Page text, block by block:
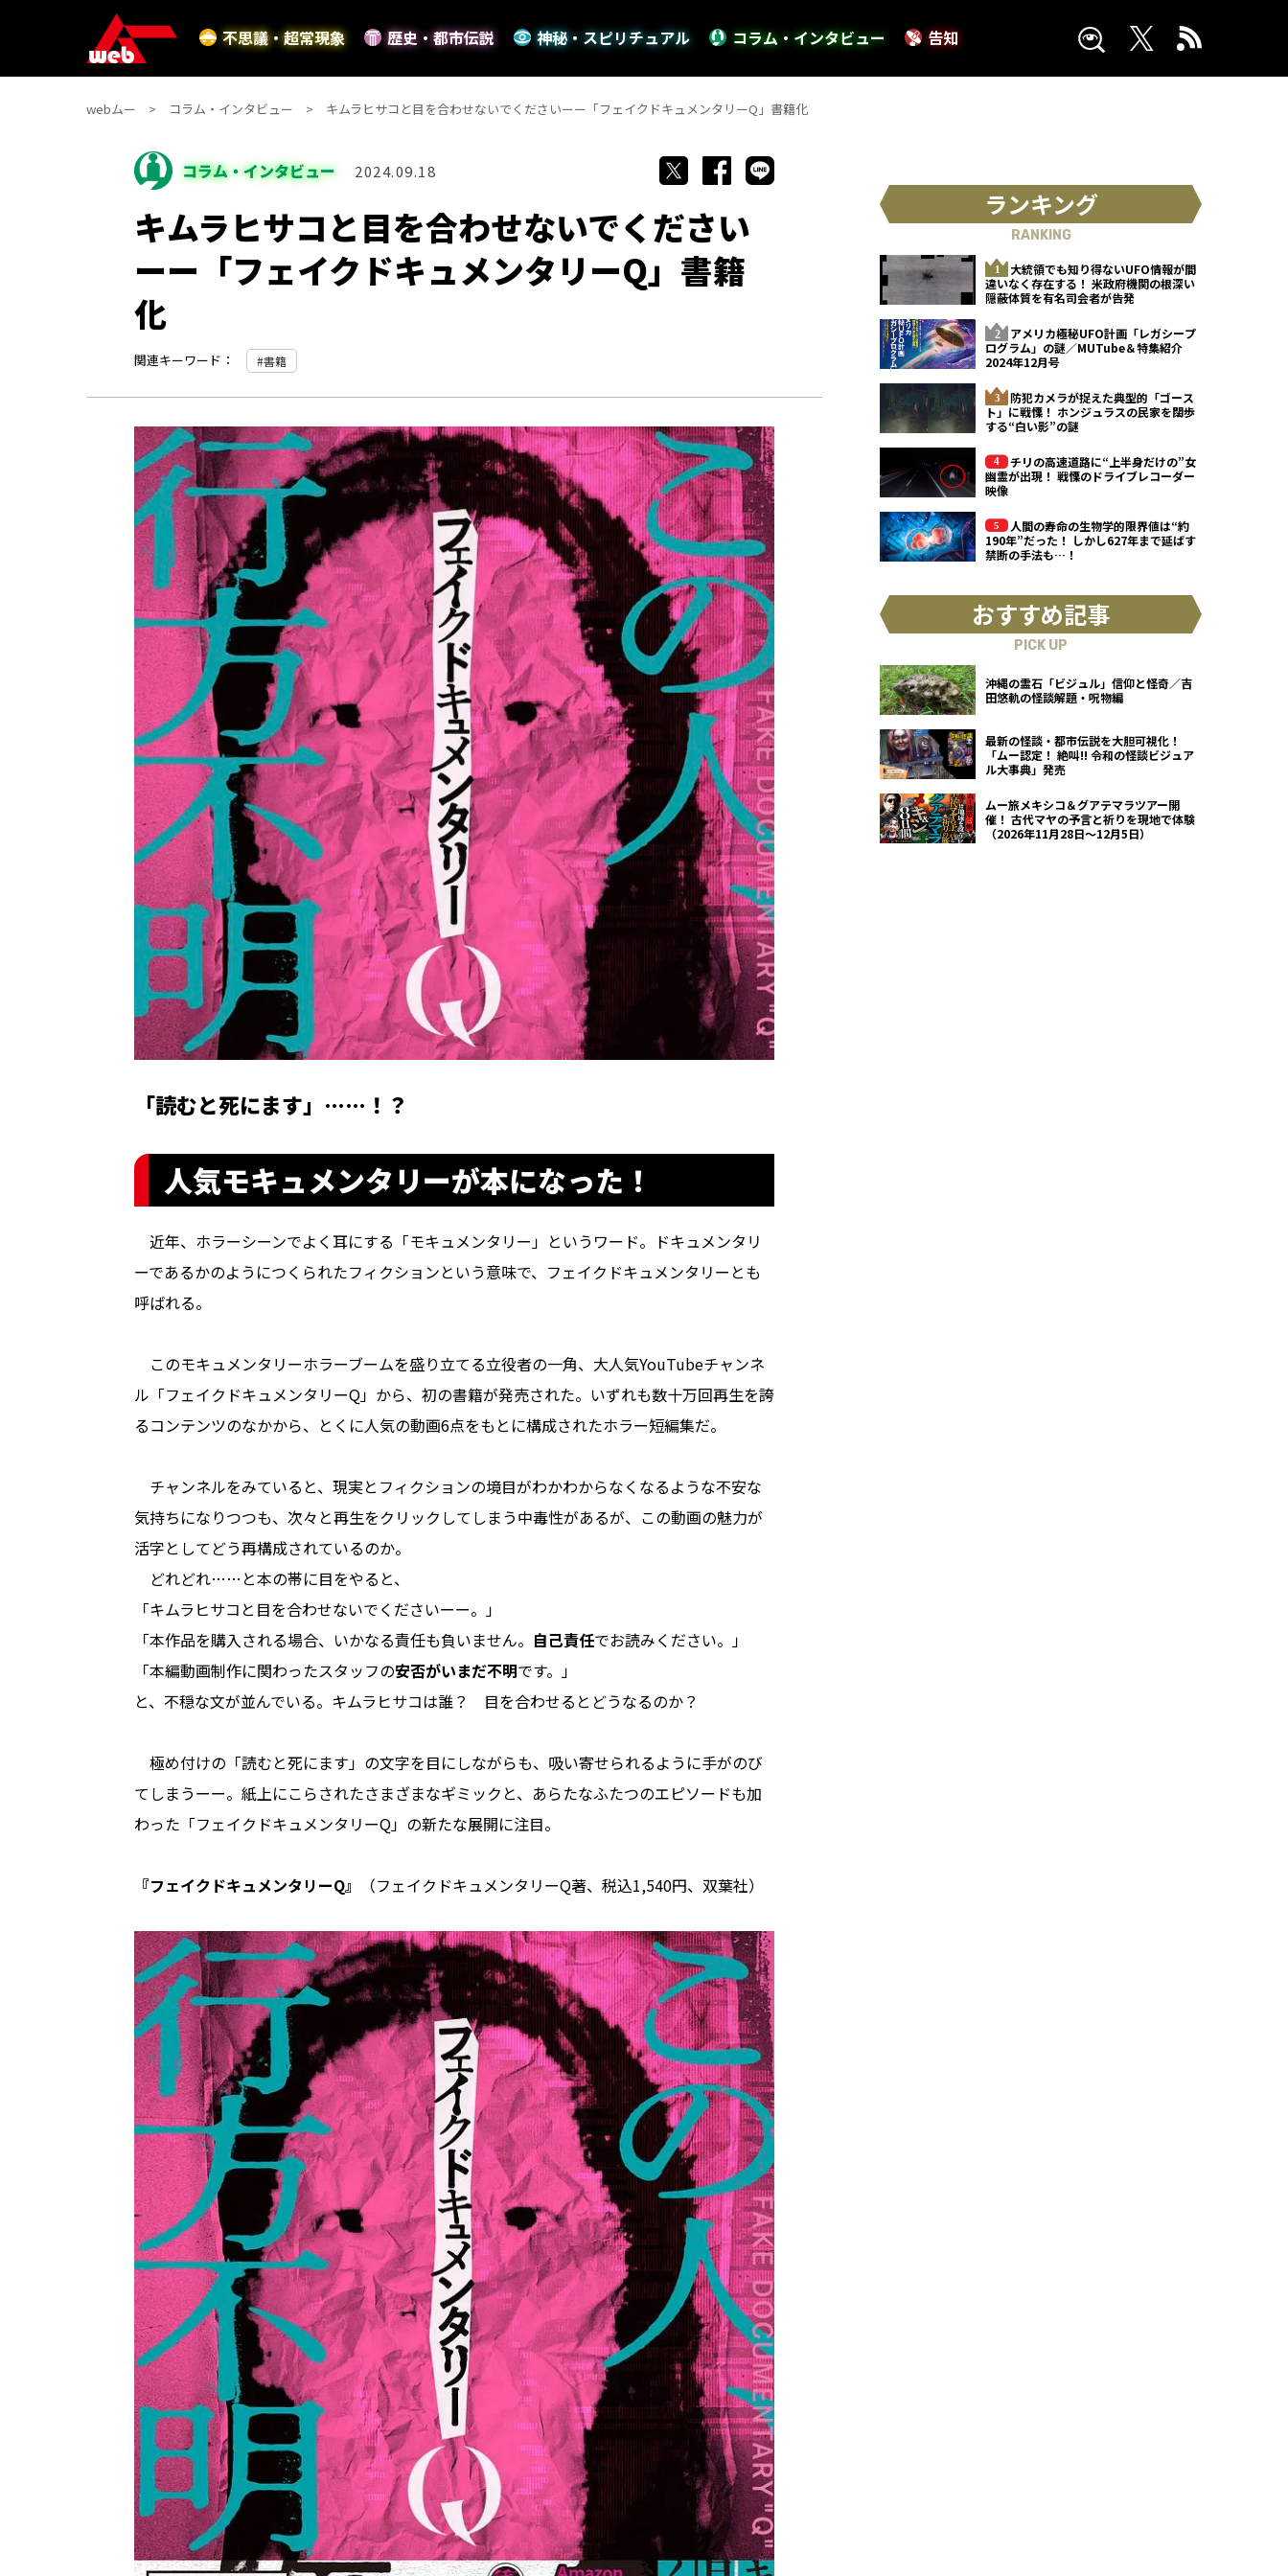
不思議・超常現象 歴史・都市伝説 神秘・スピリチュアル コラム・インタビュー 告知
webムー コラム・インタビュー キムラヒサコと目を合わせないでくださいーー「フェイクドキュメンタリーQ」書籍化
コラム・インタビュー 2024.09.18
キムラヒサコと目を合わせないでください
ーー「フェイクドキュメンタリーQ」書籍
化
関連キーワード： 書籍
「読むと死にます」……！？
人気モキュメンタリーが本になった！
近年、ホラーシーンでよく耳にする「モキュメンタリー」というワード。ドキュメンタリ
ーであるかのようにつくられたフィクションという意味で、フェイクドキュメンタリーとも
呼ばれる。
このモキュメンタリーホラーブームを盛り立てる立役者の一角、大人気YouTubeチャンネ
ル「フェイクドキュメンタリーQ」から、初の書籍が発売された。いずれも数十万回再生を誇
るコンテンツのなかから、とくに人気の動画6点をもとに構成されたホラー短編集だ。
チャンネルをみていると、現実とフィクションの境目がわかわからなくなるような不安な
気持ちになりつつも、次々と再生をクリックしてしまう中毒性があるが、この動画の魅力が
活字としてどう再構成されているのか。
どれどれ……と本の帯に目をやると、
「キムラヒサコと目を合わせないでくださいーー。」
「本作品を購入される場合、いかなる責任も負いません。 自己責任でお読みください。」
「本編動画制作に関わったスタッフの安否がいまだ不明です。」
と、不穏な文が並んでいる。キムラヒサコは誰？ 目を合わせるとどうなるのか？
極め付けの「読むと死にます」の文字を目にしながらも、吸い寄せられるように手がのび
てしまうーー。紙上にこらされたさまざまなギミックと、あらたなふたつのエピソードも加
わった「フェイクドキュメンタリーQ」の新たな展開に注目。
『フェイクドキュメンタリーQ』 （フェイクドキュメンタリーQ著、税込1,540円、双葉社）
ランキング
RANKING
大統領でも知り得ないUFO情報が間
違いなく存在する！ 米政府機関の根深い
隠蔽体質を有名司会者が告発
アメリカ極秘UFO計画「レガシープ
ログラム」の謎／MUTube＆特集紹介
2024年12月号
防犯カメラが捉えた典型的「ゴース
ト」に戦慄！ ホンジュラスの民家を闊歩
する“白い影”の謎
チリの高速道路に“上半身だけの”女
幽霊が出現！ 戦慄のドライブレコーダー
映像
人間の寿命の生物学的限界値は“約
190年”だった！ しかし627年まで延ばす
禁断の手法も…！
おすすめ記事
PICK UP
沖縄の霊石「ビジュル」信仰と怪奇／吉
田悠軌の怪談解題・呪物編
最新の怪談・都市伝説を大胆可視化！
「ムー認定！ 絶叫!! 令和の怪談ビジュア
ル大事典」発売
ムー旅メキシコ＆グアテマラツアー開
催！ 古代マヤの予言と祈りを現地で体験
（2026年11月28日～12月5日）